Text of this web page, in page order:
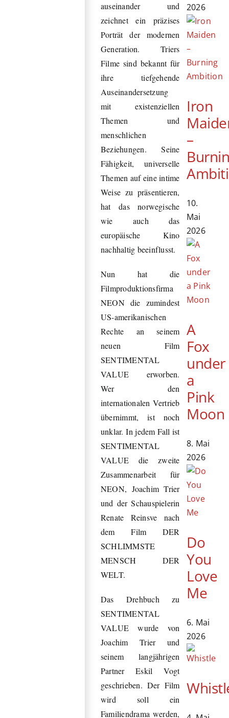
auseinander und
zeichnet ein präzises
Porträt der modernen
Generation. Triers
Filme sind bekannt für
ihre tiefgehende
Auseinandersetzung
mit existenziellen
Themen und
menschlichen
Beziehungen. Seine
Fähigkeit, universelle
Themen auf eine intime
Weise zu präsentieren,
hat das norwegische
wie auch das
europäische Kino
nachhaltig beeinflusst.
Nun hat die
Filmproduktionsfirma
NEON die zumindest
US-amerikanischen
Rechte an seinem
neuen Film
SENTIMENTAL
VALUE erworben.
Wer den
internationalen Vertrieb
übernimmt, ist noch
unklar. In jedem Fall ist
SENTIMENTAL
VALUE die zweite
Zusammenarbeit für
NEON, Joachim Trier
und der Schauspielerin
Renate Reinsve nach
dem Film DER
SCHLIMMSTE
MENSCH DER
WELT.
Das Drehbuch zu
SENTIMENTAL
VALUE wurde von
Joachim Trier und
seinem langjährigen
Partner Eskil Vogt
geschrieben. Der Film
wird soll ein
Familiendrama werden,
2026
Iron
–
10.
Mai
2026
A
Fox
under
a
Pink
Moon
8. Mai
2026
Do
You
Love
Me
6. Mai
2026